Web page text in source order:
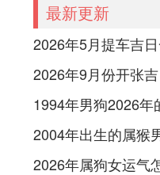
最新更新